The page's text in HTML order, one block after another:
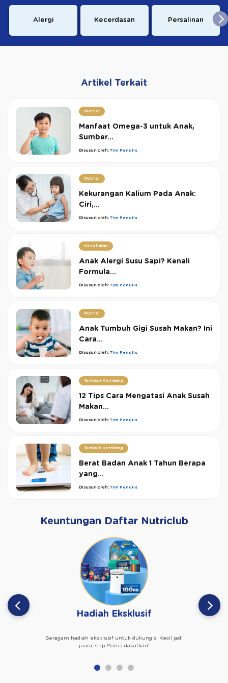
Alergi Kecerdasan Persalinan
Artikel Terkait
Nutrisi
Manfaat Omega-3 untuk Anak,
Sumber...
Disusun oleh: Tim Penulis
Nutrisi
Kekurangan Kalium Pada Anak:
Ciri,...
Disusun oleh: Tim Penulis
Kesehatan
Anak Alergi Susu Sapi? Kenali
Formula...
Disusun oleh: Tim Penulis
Nutrisi
Anak Tumbuh Gigi Susah Makan? Ini
Cara...
Disusun oleh: Tim Penulis
Tumbuh Kembang
12 Tips Cara Mengatasi Anak Susah
Makan...
Disusun oleh: Tim Penulis
Tumbuh Kembang
Berat Badan Anak 1 Tahun Berapa
yang...
Disusun oleh: Tim Penulis
Keuntungan Daftar Nutriclub
Hadiah Eksklusif
Beragam hadiah eksklusif untuk dukung si Kecil jadi
juara, siap Mama dapatkan!